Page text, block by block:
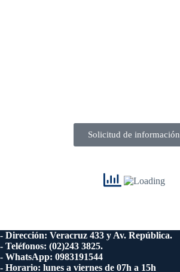
Solicitud de información
- Dirección: Veracruz 433 y Av. República.
- Teléfonos: (02)243 3825.
- WhatsApp: 0983191544
- Horario: lunes a viernes de 07h a 15h